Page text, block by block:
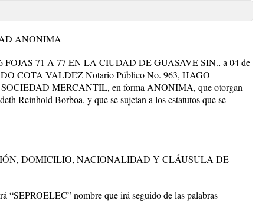
ANONIMA
71 A 77 EN LA CIUDAD DE GUASAVE SIN., a 04 de
COTA VALDEZ Notario Público No. 963, HAGO
MERCANTIL, en forma ANONIMA, que otorgan
Reinhold Borboa, y que se sujetan a los estatutos que se
DOMICILIO, NACIONALIDAD Y CLÁUSULA DE
“SEPROELEC” nombre que irá seguido de las palabras